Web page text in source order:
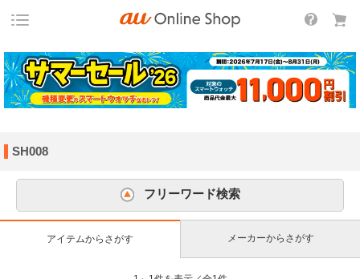
SH008
フリーワード検索
アイテムからさがす メーカーからさがす